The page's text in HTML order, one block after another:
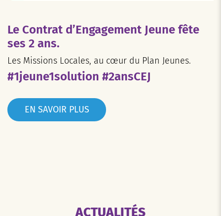
Le Contrat d’Engagement Jeune fête
ses 2 ans.
Les Missions Locales, au cœur du Plan Jeunes.
#1jeune1solution #2ansCEJ
EN SAVOIR PLUS
ACTUALITÉS